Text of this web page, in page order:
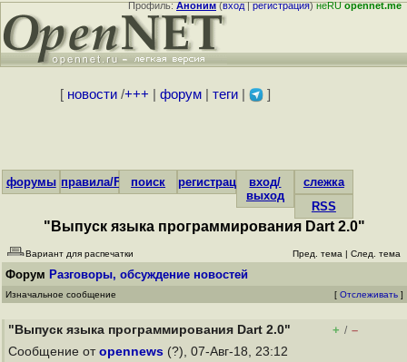
Профиль:Аноним(вход|регистрация)неRUopennet.me
[ новости/+++ форум| теги| ]
форумы правила/FAQпоиск регистрациявход/
выход
слежка
RSS
"Выпуск языка программирования Dart 2.0"
Вариант для распечатки Пред. тема | След. тема
Форум Разговоры, обсуждение новостей
Изначальное сообщение [ Отслеживать ]
"Выпуск языка программирования Dart 2.0" + / –
Сообщение от opennews (?), 07-Авг-18, 23:12